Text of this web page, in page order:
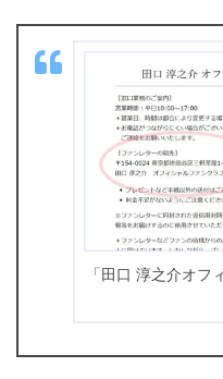
「田口 淳之介オフ